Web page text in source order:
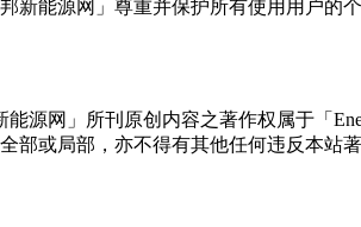
邦新能源网」尊重并保护所有使用用户
新能源网」所刊原创内容之著作权属于「
部或局部，亦不得有其他任何违反本站著